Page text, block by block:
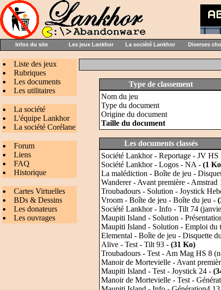
Infos du site Les jeux Lankhor La société Lankhor Diverses
Liste des jeux
Rubriques
Les documents
Les utilitaires
La société
L'équipe Lankhor
La société Corélane
Forum
Liens
FAQ
Historique
Cartes Virtuelles
BDs & Dessins
Les donateurs
Les ouvrages
Type de classement
Nom du jeu
Type du document
Origine du document
Taille du document
Les documents classés
Société Lankhor - Reportage - JV
Société Lankhor - Logos - NA - (1
La malédiction - Boîte de jeu -
Wanderer - Avant première -
Troubadours - Solution - Joystick
Vroom - Boîte de jeu - Boîte du jeu -
Société Lankhor - Info - Tilt 74
Maupiti Island - Solution -
Maupiti Island - Solution - Emploi du
Elemental - Boîte de jeu - Disquette
Alive - Test - Tilt 93 - (31 Ko)
Troubadours - Test - Am Mag HS 8
Manoir de Mortevielle - Avant
Maupiti Island - Test - Joystick 24 -
Manoir de Mortevielle - Test -